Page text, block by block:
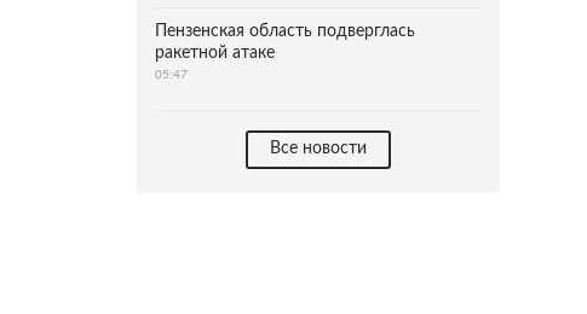
Пензенская область подверглась
ракетной атаке
05:47
Все новости